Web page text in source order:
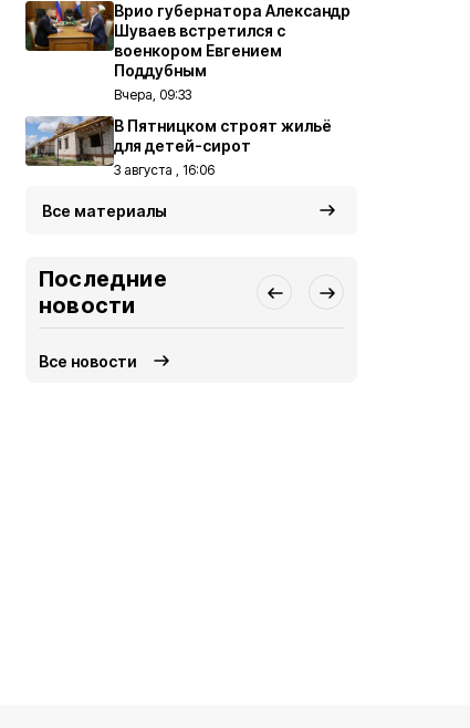
Врио губернатора Александр
Шуваев встретился с
военкором Евгением
Поддубным
Вчера, 09:33
В Пятницком строят жильё
для детей-сирот
3 августа , 16:06
Все материалы
Последние
новости
Все новости